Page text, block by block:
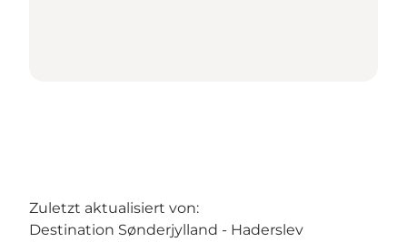
Zuletzt aktualisiert von:
Destination Sønderjylland - Haderslev